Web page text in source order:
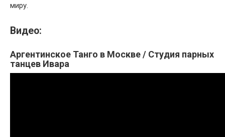
миру.
Видео:
Аргентинское Танго в Москве / Студия парных
танцев Ивара